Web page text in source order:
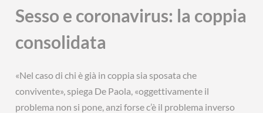
Sesso e coronavirus: la coppia
consolidata
«Nel caso di chi è già in coppia sia sposata che
convivente», spiega De Paola, «oggettivamente il
problema non si pone, anzi forse c’è il problema inverso